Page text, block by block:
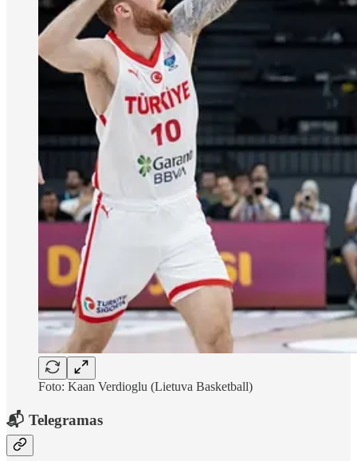
Foto: Kaan Verdioglu (Lietuva Basketball)
📬 Telegramas